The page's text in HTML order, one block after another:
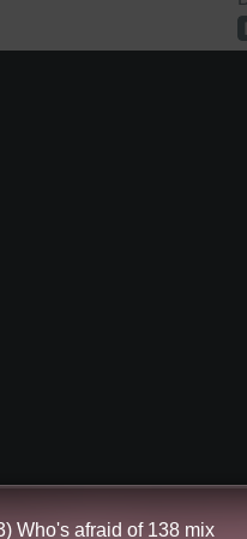
Who's afraid of 138 mix